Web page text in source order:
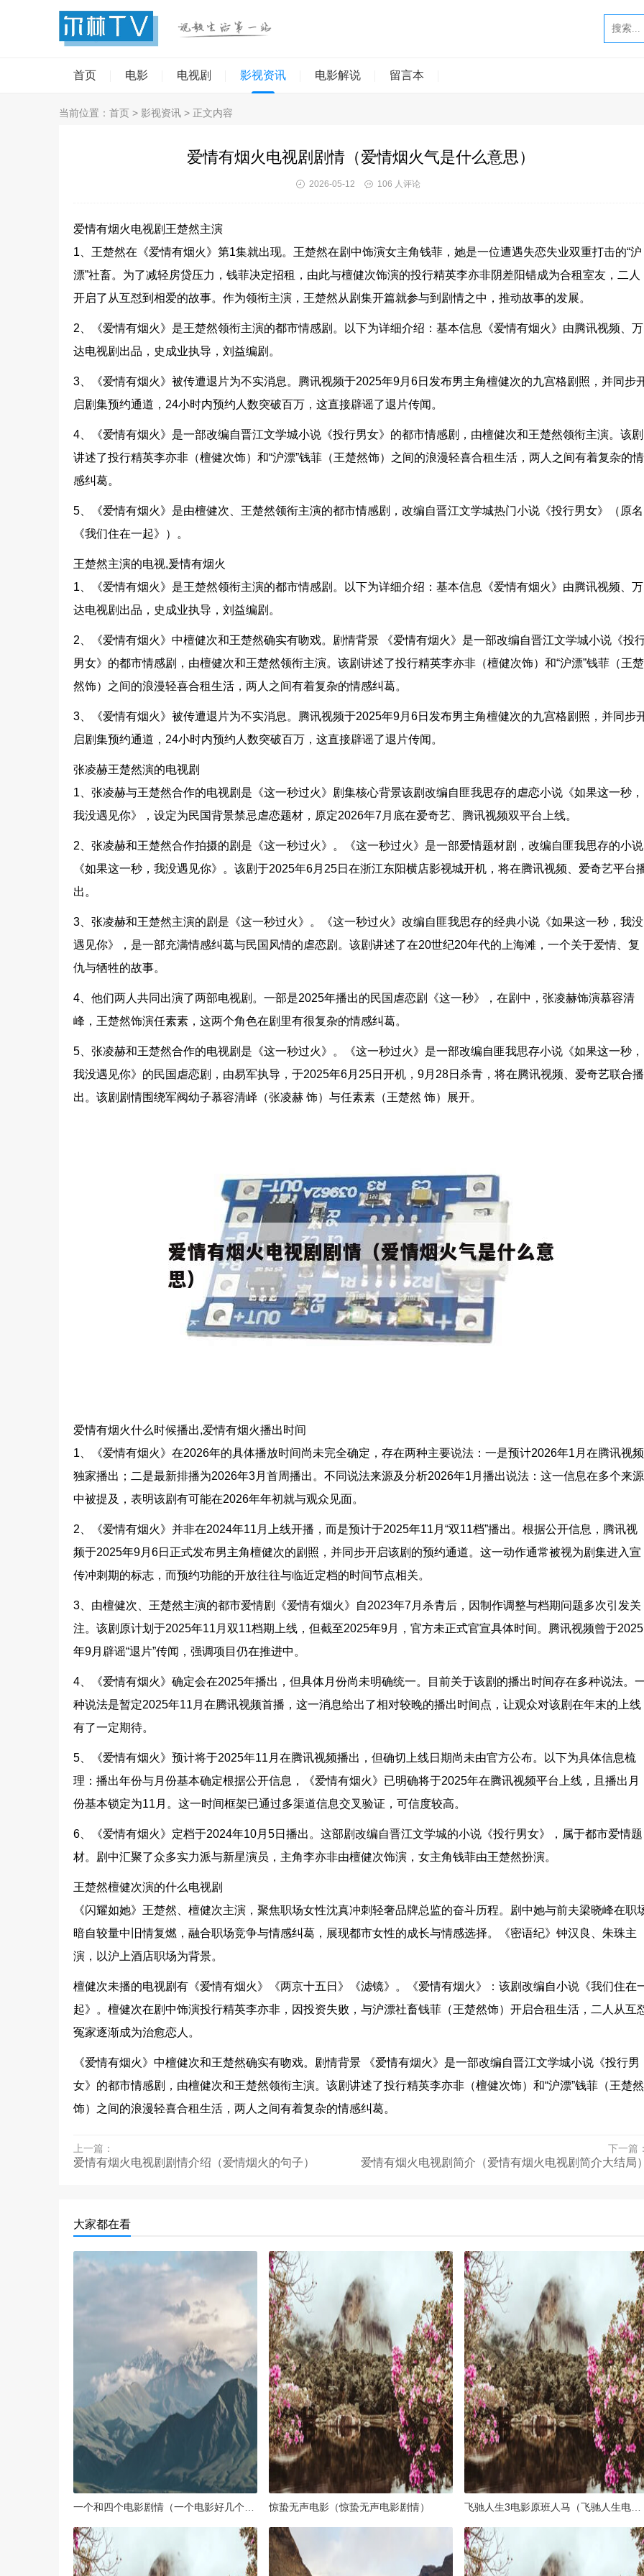
首页 电影 电视剧 影视资讯 电影解说 留言本
当前位置： 首页 > 影视资讯 > 正文内容
爱情有烟火电视剧剧情（爱情烟火气是什么意思）
2026-05-12 106 人评论
爱情有烟火电视剧王楚然主演
1、王楚然在《爱情有烟火》第1集就出现。王楚然在剧中饰演女主角钱菲，她是一位遭遇失恋失业双重打击的“沪
漂”社畜。为了减轻房贷压力，钱菲决定招租，由此与檀健次饰演的投行精英李亦非阴差阳错成为合租室友，二人
开启了从互怼到相爱的故事。作为领衔主演，王楚然从剧集开篇就参与到剧情之中，推动故事的发展。
2、《爱情有烟火》是王楚然领衔主演的都市情感剧。以下为详细介绍：基本信息《爱情有烟火》由腾讯视频、万
达电视剧出品，史成业执导，刘益编剧。
3、《爱情有烟火》被传遭退片为不实消息。腾讯视频于2025年9月6日发布男主角檀健次的九宫格剧照，并同步
启剧集预约通道，24小时内预约人数突破百万，这直接辟谣了退片传闻。
4、《爱情有烟火》是一部改编自晋江文学城小说《投行男女》的都市情感剧，由檀健次和王楚然领衔主演。该剧
讲述了投行精英李亦非（檀健次饰）和“沪漂”钱菲（王楚然饰）之间的浪漫轻喜合租生活，两人之间有着复杂的情
感纠葛。
5、《爱情有烟火》是由檀健次、王楚然领衔主演的都市情感剧，改编自晋江文学城热门小说《投行男女》（原名
《我们住在一起》）。
王楚然主演的电视,爰情有烟火
1、《爱情有烟火》是王楚然领衔主演的都市情感剧。以下为详细介绍：基本信息《爱情有烟火》由腾讯视频、万
达电视剧出品，史成业执导，刘益编剧。
2、《爱情有烟火》中檀健次和王楚然确实有吻戏。剧情背景 《爱情有烟火》是一部改编自晋江文学城小说《投
男女》的都市情感剧，由檀健次和王楚然领衔主演。该剧讲述了投行精英李亦非（檀健次饰）和“沪漂”钱菲（王楚
然饰）之间的浪漫轻喜合租生活，两人之间有着复杂的情感纠葛。
3、《爱情有烟火》被传遭退片为不实消息。腾讯视频于2025年9月6日发布男主角檀健次的九宫格剧照，并同步
启剧集预约通道，24小时内预约人数突破百万，这直接辟谣了退片传闻。
张凌赫王楚然演的电视剧
1、张凌赫与王楚然合作的电视剧是《这一秒过火》剧集核心背景该剧改编自匪我思存的虐恋小说《如果这一秒，
我没遇见你》，设定为民国背景禁忌虐恋题材，原定2026年7月底在爱奇艺、腾讯视频双平台上线。
2、张凌赫和王楚然合作拍摄的剧是《这一秒过火》。《这一秒过火》是一部爱情题材剧，改编自匪我思存的小说
《如果这一秒，我没遇见你》。该剧于2025年6月25日在浙江东阳横店影视城开机，将在腾讯视频、爱奇艺平台
出。
3、张凌赫和王楚然主演的剧是《这一秒过火》。《这一秒过火》改编自匪我思存的经典小说《如果这一秒，我没
遇见你》，是一部充满情感纠葛与民国风情的虐恋剧。该剧讲述了在20世纪20年代的上海滩，一个关于爱情、复
仇与牺牲的故事。
4、他们两人共同出演了两部电视剧。一部是2025年播出的民国虐恋剧《这一秒》，在剧中，张凌赫饰演慕容清
峰，王楚然饰演任素素，这两个角色在剧里有很复杂的情感纠葛。
5、张凌赫和王楚然合作的电视剧是《这一秒过火》。《这一秒过火》是一部改编自匪我思存小说《如果这一秒，
我没遇见你》的民国虐恋剧，由易军执导，于2025年6月25日开机，9月28日杀青，将在腾讯视频、爱奇艺联合播
出。该剧剧情围绕军阀幼子慕容清峄（张凌赫 饰）与任素素（王楚然 饰）展开。
爱情有烟火什么时候播出,爱情有烟火播出时间
1、《爱情有烟火》在2026年的具体播放时间尚未完全确定，存在两种主要说法：一是预计2026年1月在腾讯视频
独家播出；二是最新排播为2026年3月首周播出。不同说法来源及分析2026年1月播出说法：这一信息在多个来源
中被提及，表明该剧有可能在2026年年初就与观众见面。
2、《爱情有烟火》并非在2024年11月上线开播，而是预计于2025年11月“双11档”播出。根据公开信息，腾讯视
频于2025年9月6日正式发布男主角檀健次的剧照，并同步开启该剧的预约通道。这一动作通常被视为剧集进入宣
传冲刺期的标志，而预约功能的开放往往与临近定档的时间节点相关。
3、由檀健次、王楚然主演的都市爱情剧《爱情有烟火》自2023年7月杀青后，因制作调整与档期问题多次引发关
注。该剧原计划于2025年11月双11档期上线，但截至2025年9月，官方未正式官宣具体时间。腾讯视频曾于2025
年9月辟谣“退片”传闻，强调项目仍在推进中。
4、《爱情有烟火》确定会在2025年播出，但具体月份尚未明确统一。目前关于该剧的播出时间存在多种说法。
种说法是暂定2025年11月在腾讯视频首播，这一消息给出了相对较晚的播出时间点，让观众对该剧在年末的上线
有了一定期待。
5、《爱情有烟火》预计将于2025年11月在腾讯视频播出，但确切上线日期尚未由官方公布。以下为具体信息梳
理：播出年份与月份基本确定根据公开信息，《爱情有烟火》已明确将于2025年在腾讯视频平台上线，且播出月
份基本锁定为11月。这一时间框架已通过多渠道信息交叉验证，可信度较高。
6、《爱情有烟火》定档于2024年10月5日播出。这部剧改编自晋江文学城的小说《投行男女》，属于都市爱情题
材。剧中汇聚了众多实力派与新星演员，主角李亦非由檀健次饰演，女主角钱菲由王楚然扮演。
王楚然檀健次演的什么电视剧
《闪耀如她》王楚然、檀健次主演，聚焦职场女性沈真冲刺轻奢品牌总监的奋斗历程。剧中她与前夫梁晓峰在职
暗自较量中旧情复燃，融合职场竞争与情感纠葛，展现都市女性的成长与情感选择。《密语纪》钟汉良、朱珠主
演，以沪上酒店职场为背景。
檀健次未播的电视剧有《爱情有烟火》《两京十五日》《滤镜》。《爱情有烟火》：该剧改编自小说《我们住在
起》。檀健次在剧中饰演投行精英李亦非，因投资失败，与沪漂社畜钱菲（王楚然饰）开启合租生活，二人从互
冤家逐渐成为治愈恋人。
《爱情有烟火》中檀健次和王楚然确实有吻戏。剧情背景 《爱情有烟火》是一部改编自晋江文学城小说《投行男
女》的都市情感剧，由檀健次和王楚然领衔主演。该剧讲述了投行精英李亦非（檀健次饰）和“沪漂”钱菲（王楚然
饰）之间的浪漫轻喜合租生活，两人之间有着复杂的情感纠葛。
上一篇：
爱情有烟火电视剧剧情介绍（爱情烟火的句子）
下一篇
爱情有烟火电视剧简介（爱情有烟火电视剧简介大结局
大家都在看
一个和四个电影剧情（一个电影好几个故事 并且都有联系） 惊蛰无声电影（惊蛰无声电影剧情） 飞驰人生3电影原班人马（飞驰人生电影原型）